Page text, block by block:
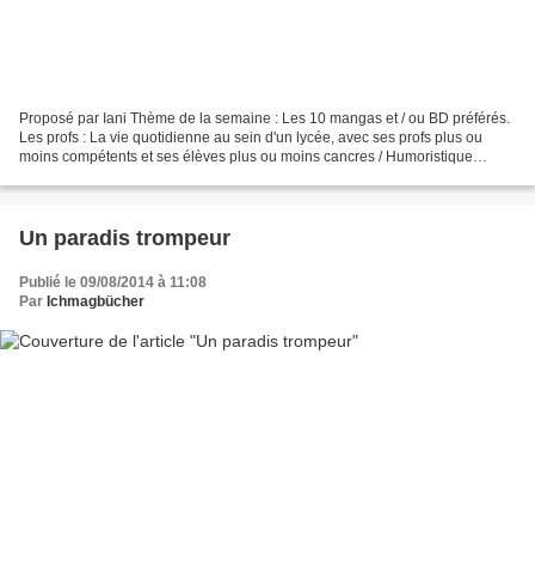
Proposé par Iani Thème de la semaine : Les 10 mangas et / ou BD préférés.
Les profs : La vie quotidienne au sein d'un lycée, avec ses profs plus ou
moins compétents et ses élèves plus ou moins cancres / Humoristique
Un paradis trompeur
Publié le 09/08/2014 à 11:08
Par Ichmagbücher